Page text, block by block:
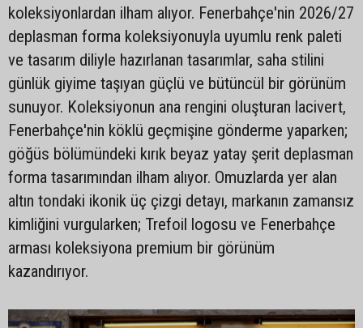
koleksiyonlardan ilham alıyor. Fenerbahçe'nin 2026/27
deplasman forma koleksiyonuyla uyumlu renk paleti
ve tasarım diliyle hazırlanan tasarımlar, saha stilini
günlük giyime taşıyan güçlü ve bütüncül bir görünüm
sunuyor. Koleksiyonun ana rengini oluşturan lacivert,
Fenerbahçe'nin köklü geçmişine gönderme yaparken;
göğüs bölümündeki kırık beyaz yatay şerit deplasman
forma tasarımından ilham alıyor. Omuzlarda yer alan
altın tondaki ikonik üç çizgi detayı, markanın zamansız
kimliğini vurgularken; Trefoil logosu ve Fenerbahçe
arması koleksiyona premium bir görünüm
kazandırıyor.